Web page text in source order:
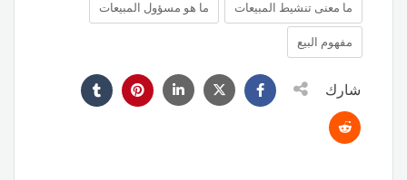
ما معنى تنشيط المبيعات ما هو مسؤول المبيعات
مفهوم البيع
شارك